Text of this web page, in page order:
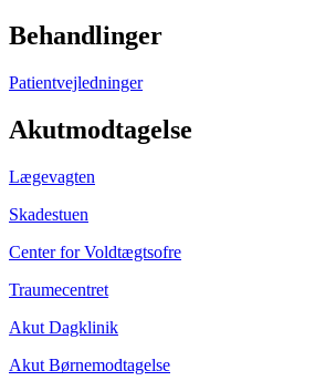
Behandlinger
Patientvejledninger
Akutmodtagelse
Lægevagten
Skadestuen
Center for Voldtægtsofre
Traumecentret
Akut Dagklinik
Akut Børnemodtagelse